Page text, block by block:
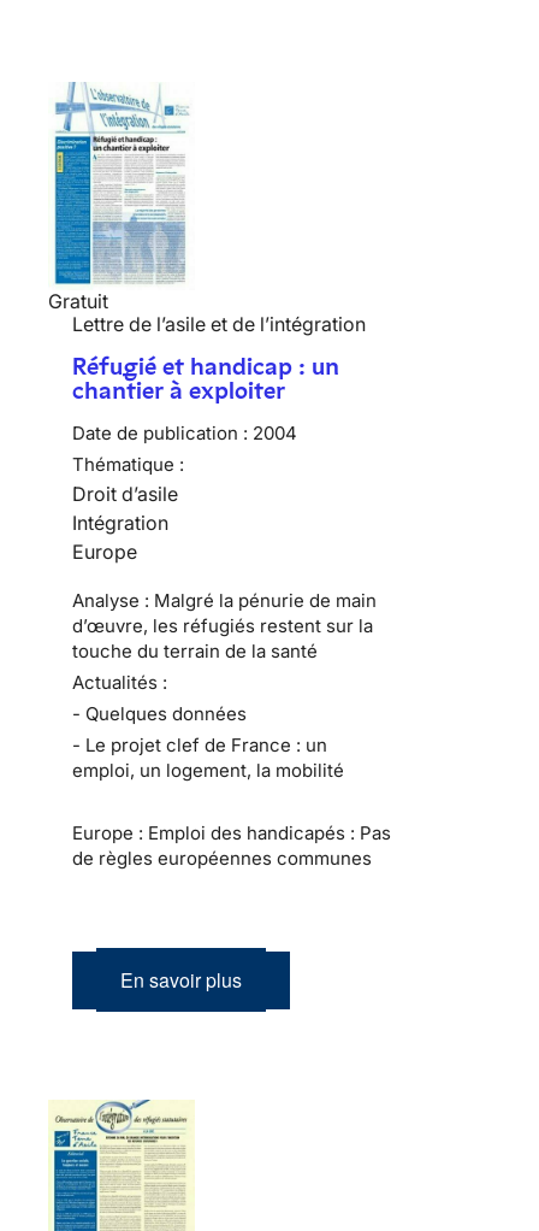
Gratuit
Lettre de l’asile et de l’intégration
Réfugié et handicap : un
chantier à exploiter
Date de publication : 2004
Thématique :
Droit d’asile
Intégration
Europe
Analyse : Malgré la pénurie de main
d’œuvre, les réfugiés restent sur la
touche du terrain de la santé
Actualités :
- Quelques données
- Le projet clef de France : un
emploi, un logement, la mobilité
Europe : Emploi des handicapés : Pas
de règles européennes communes
En savoir plus